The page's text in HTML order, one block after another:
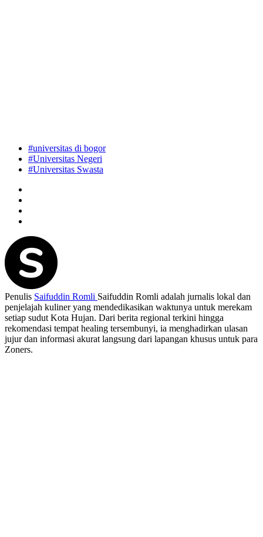
#universitas di bogor
#Universitas Negeri
#Universitas Swasta
Penulis Saifuddin Romli Saifuddin Romli adalah jurnalis lokal dan
penjelajah kuliner yang mendedikasikan waktunya untuk merekam
setiap sudut Kota Hujan. Dari berita regional terkini hingga
rekomendasi tempat healing tersembunyi, ia menghadirkan ulasan
jujur dan informasi akurat langsung dari lapangan khusus untuk para
Zoners.